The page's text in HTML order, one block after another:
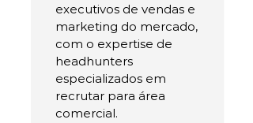
executivos de vendas e
marketing do mercado,
com o expertise de
headhunters
especializados em
recrutar para área
comercial.